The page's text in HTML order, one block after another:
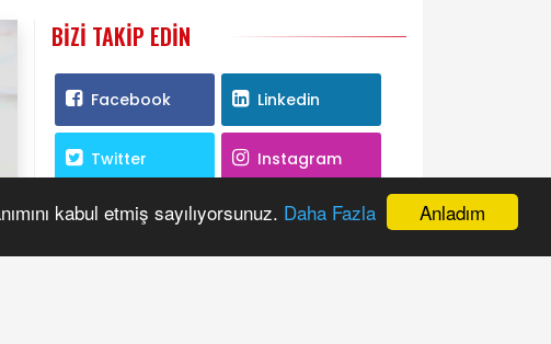
Anladım
kabul etmiş sayılıyorsunuz. Daha Fazla
BIZI TAKIP EDIN
Facebook Linkedin
Twitter Instagram
Youtube RSS